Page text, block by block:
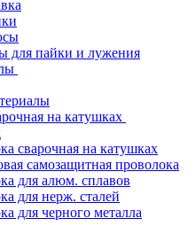
для пайки и лужения
на катушках
сварочная на катушках
самозащитная проволока
для алюм. сплавов
для нерж. сталей
для черного металла